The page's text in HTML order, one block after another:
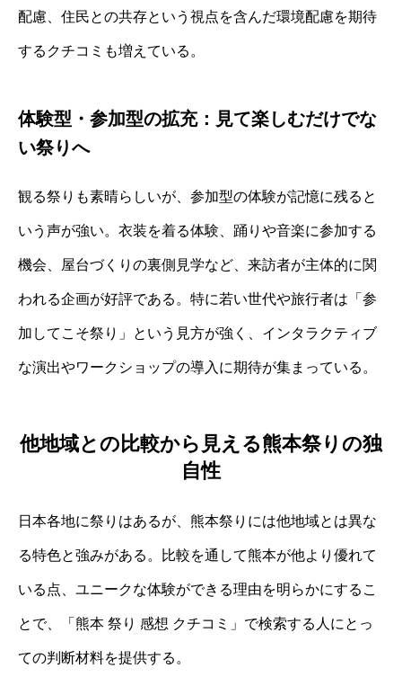
配慮、住民との共存という視点を含んだ環境配慮を期待
するクチコミも増えている。
体験型・参加型の拡充：見て楽しむだけでな
い祭りへ
観る祭りも素晴らしいが、参加型の体験が記憶に残ると
いう声が強い。衣装を着る体験、踊りや音楽に参加する
機会、屋台づくりの裏側見学など、来訪者が主体的に関
われる企画が好評である。特に若い世代や旅行者は「参
加してこそ祭り」という見方が強く、インタラクティブ
な演出やワークショップの導入に期待が集まっている。
他地域との比較から見える熊本祭りの独
自性
日本各地に祭りはあるが、熊本祭りには他地域とは異な
る特色と強みがある。比較を通して熊本が他より優れて
いる点、ユニークな体験ができる理由を明らかにするこ
とで、「熊本 祭り 感想 クチコミ」で検索する人にとっ
ての判断材料を提供する。